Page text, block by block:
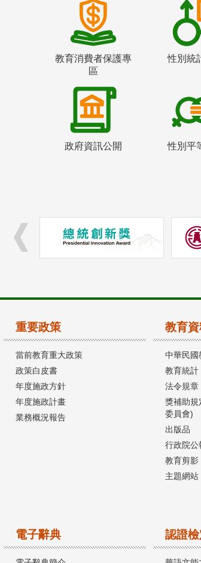
教育消費者保護專
區
性別統
政府資訊公開 性別平
重要政策
當前教育重大政策
政策白皮書
年度施政方針
年度施政計畫
業務概況報告
教育
中華民國
教育統計
法令規章
獎補助規
委員會)
出版品
行政院公
教育剪影
主題網站
電子辭典 認證